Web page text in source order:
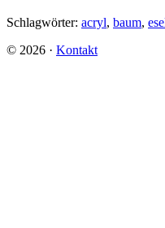
Schlagwörter: acryl, baum,
© 2026 · Kontakt